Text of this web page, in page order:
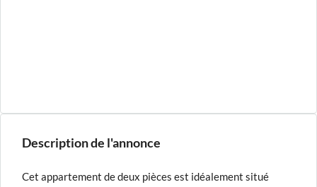
Description de l'annonce
Cet appartement de deux pièces est idéalement situé